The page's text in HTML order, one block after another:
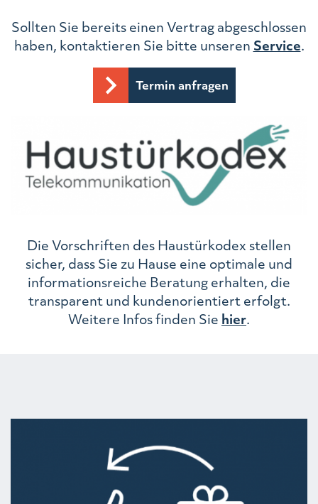
Sollten Sie bereits einen Vertrag abgeschlossen
haben, kontaktieren Sie bitte unseren Service.
Termin anfragen
Die Vorschriften des Haustürkodex stellen
sicher, dass Sie zu Hause eine optimale und
informationsreiche Beratung erhalten, die
transparent und kundenorientiert erfolgt.
Weitere Infos finden Sie hier.